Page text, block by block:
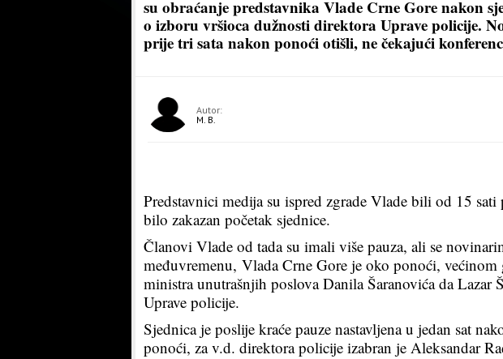
su obraćanje predstavnika Vlade Crne Gore nakon
o izboru vršioca dužnosti direktora Uprave policije.
prije tri sata nakon ponoći otišli, ne čekajući
Autor:
M. B.
Predstavnici medija su ispred zgrade Vlade bili od 15 sati
bilo zakazan početak sjednice.
Članovi Vlade od tada su imali više pauza, ali se
međuvremenu, Vlada Crne Gore je oko ponoći,
ministra unutrašnjih poslova Danila Šaranovića da Lazar
Uprave policije.
Sjednica je poslije kraće pauze nastavljena u jedan sat
ponoći, za v.d. direktora policije izabran je Aleksandar